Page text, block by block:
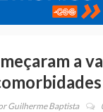
a
Guilherme Baptista